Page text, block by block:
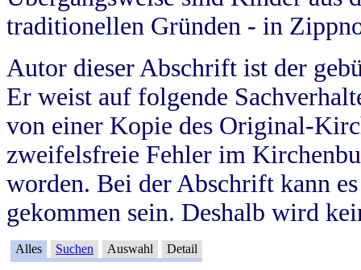
traditionellen Gründen - in
Autor dieser Abschrift ist der
Er weist auf folgende
von einer Kopie des Original-
zweifelsfreie Fehler im
worden. Bei der Abschrift kann
gekommen sein. Deshalb wird
Alles Suchen Auswahl Detail